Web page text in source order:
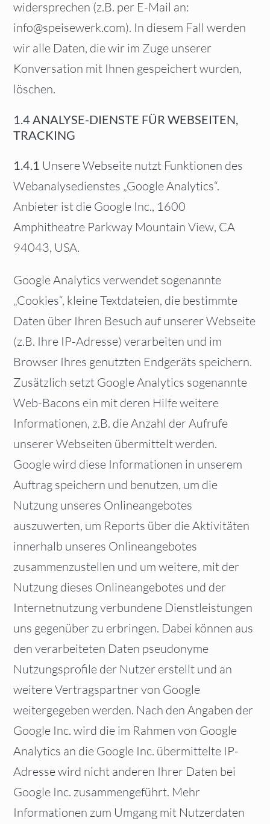
widersprechen (z.B. per E-Mail an:
info@speisewerk.com). In diesem Fall werden
wir alle Daten, die wir im Zuge unserer
Konversation mit Ihnen gespeichert wurden,
löschen.
1.4 ANALYSE-DIENSTE FÜR WEBSEITEN,
TRACKING
1.4.1 Unsere Webseite nutzt Funktionen des
Webanalysedienstes „Google Analytics“.
Anbieter ist die Google Inc., 1600
Amphitheatre Parkway Mountain View, CA
94043, USA.
Google Analytics verwendet sogenannte
„Cookies“, kleine Textdateien, die bestimmte
Daten über Ihren Besuch auf unserer Webseite
(z.B. Ihre IP-Adresse) verarbeiten und im
Browser Ihres genutzten Endgeräts speichern.
Zusätzlich setzt Google Analytics sogenannte
Web-Bacons ein mit deren Hilfe weitere
Informationen, z.B. die Anzahl der Aufrufe
unserer Webseiten übermittelt werden.
Google wird diese Informationen in unserem
Auftrag speichern und benutzen, um die
Nutzung unseres Onlineangebotes
auszuwerten, um Reports über die Aktivitäten
innerhalb unseres Onlineangebotes
zusammenzustellen und um weitere, mit der
Nutzung dieses Onlineangebotes und der
Internetnutzung verbundene Dienstleistungen
uns gegenüber zu erbringen. Dabei können aus
den verarbeiteten Daten pseudonyme
Nutzungsprofile der Nutzer erstellt und an
weitere Vertragspartner von Google
weitergegeben werden. Nach den Angaben der
Google Inc. wird die im Rahmen von Google
Analytics an die Google Inc. übermittelte IP-
Adresse wird nicht anderen Ihrer Daten bei
Google Inc. zusammengeführt. Mehr
Informationen zum Umgang mit Nutzerdaten